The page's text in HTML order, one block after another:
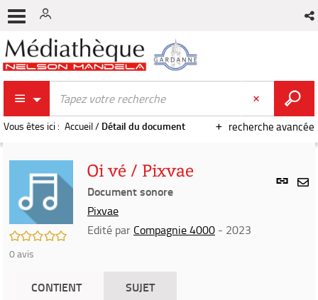
recherche avancée
Vous êtes ici : Accueil/ Détail du document
Lien
/5
0avis
Oi vé / Pixvae
Document sonore
Pixvae
Edité par Compagnie 4000 - 2023
CONTIENT
SUJET